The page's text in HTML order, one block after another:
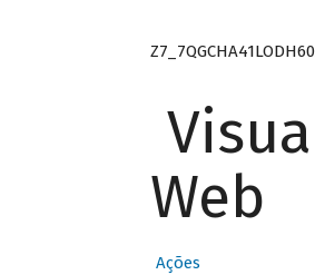
Web
Ações